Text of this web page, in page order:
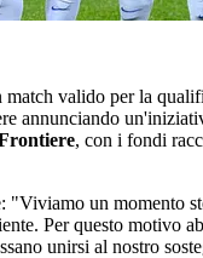
match valido per la
annunciando
, con i fondi
"Viviamo un
Per questo motivo
unirsi al nostro